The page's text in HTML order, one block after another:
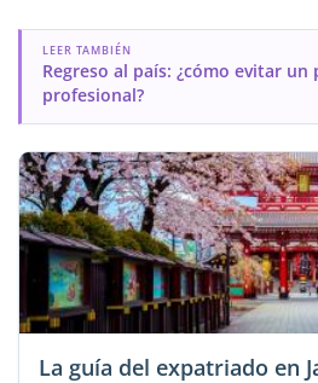
LEER TAMBIÉN
Regreso al país: ¿cómo evitar
profesional?
La guía del expatriado en